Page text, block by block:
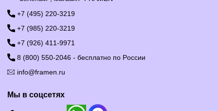
+7 (495) 220-3219
+7 (985) 220-3219
+7 (926) 411-9971
8 (800) 550-2046 - бесплатно по России
info@framen.ru
Мы в соцсетях